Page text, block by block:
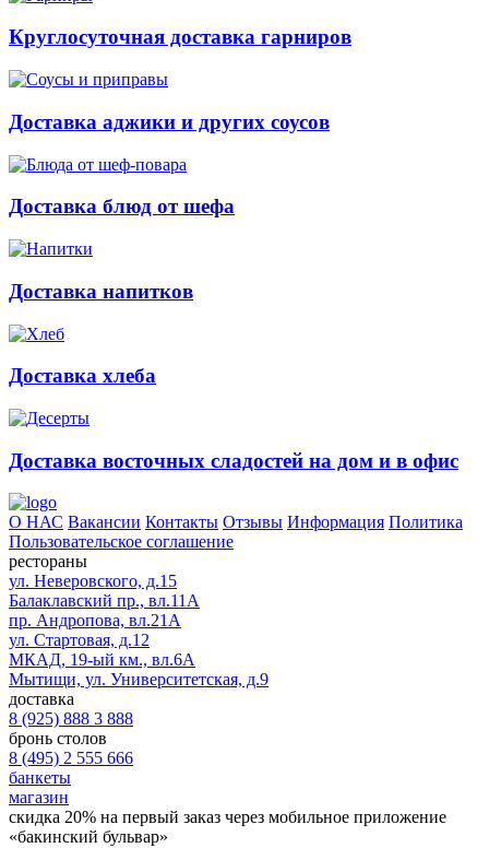
Круглосуточная доставка гарниров
Доставка аджики и других соусов
Доставка блюд от шефа
Доставка напитков
Доставка хлеба
Доставка восточных сладостей на дом и в офис
О НАС Вакансии Контакты Отзывы Информация Политика
Пользовательское соглашение
рестораны
ул. Неверовского, д.15
Балаклавский пр., вл.11А
пр. Андропова, вл.21А
ул. Стартовая, д.12
МКАД, 19-ый км., вл.6А
Мытищи, ул. Университетская, д.9
доставка
8 (925) 888 3 888
бронь столов
8 (495) 2 555 666
банкеты
магазин
скидка 20% на первый заказ через мобильное приложение
«бакинский бульвар»